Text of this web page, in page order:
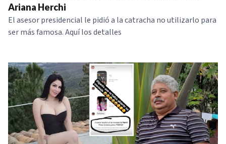
Ariana Herchi
El asesor presidencial le pidió a la catracha no utilizarlo para
ser más famosa. Aquí los detalles